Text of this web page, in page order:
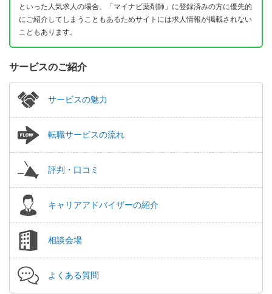
といった人気求人の場合、「マイナビ薬剤師」に登録済みの方に優先的
にご紹介してしまうこともあるためサイトには求人情報が掲載されない
こともあります。
サービスのご紹介
サービスの魅力
転職サービスの流れ
評判・口コミ
キャリアアドバイザーの紹介
相談会場
よくある質問